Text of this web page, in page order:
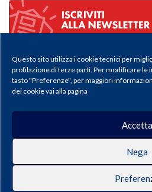
Questo sito utilizza i cookie tecnici per
profilazione di terze parti. Per modificare le
tasto "Preferenze", per maggiori
dei cookie vai alla pagina
Accetta
Nega
eNewsletter
Il Medico Pediatra - Periodico della
Privacy & Cookie
Publisher: Pacini Editore SRL, Via
| Website:
2611-5573 (Print) – ISSN